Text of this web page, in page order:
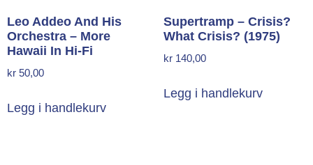
Leo Addeo And His
Orchestra – More
Hawaii In Hi-Fi
kr 50,00
Legg i handlekurv
Supertramp – Crisis?
What Crisis? (1975)
kr 140,00
Legg i handlekurv